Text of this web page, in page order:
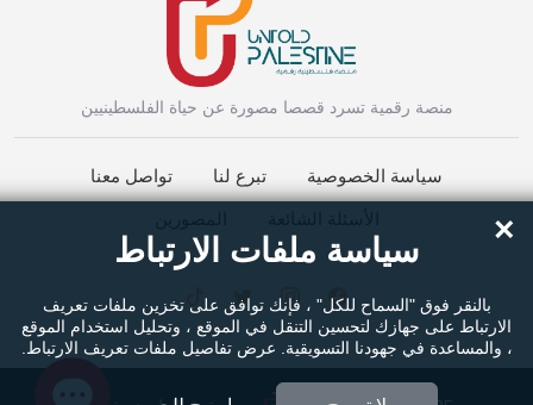
منصة رقمية تسرد قصصا مصورة عن حياة الفلسطينيين
سياسة الخصوصية تبرع لنا تواصل معنا
سياسة ملفات الارتباط
بالنقر فوق "السماح للكل" ، فإنك توافق على تخزين ملفات تعريف
الارتباط على جهازك لتحسين التنقل في الموقع ، وتحليل استخدام الموقع
، والمساعدة في جهودنا التسويقية. عرض تفاصيل ملفات تعريف الارتباط.
×
Instagram
Facebook Messenger